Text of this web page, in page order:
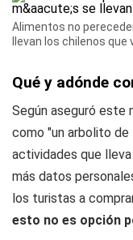
Alimentos no
llevan los chilenos
Qué y adónde
Según aseguró este
como "un arbolito de
actividades que
más datos
los turistas a
esto no es opción